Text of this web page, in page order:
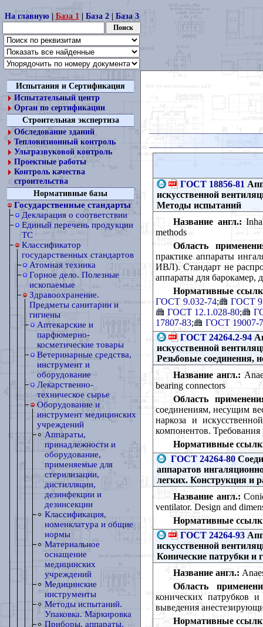
На главную| База 1| База 2| База 3
Испытания и Сертификация
Испытательный центр
Орган по сертификации
Строительная экспертиза
Обследование зданий
Тепловизионный контроль
Ультразвуковой контроль
Проектные работы
Контроль качества
строительства
Нормативные базы
Государственные стандарты
Декларация о соответствии
Единый перечень продукции
ТС
Классификатор
государственных стандартов
Атомная техника
Горное дело. Полезные
ископаемые
Здравоохранение.
Предметы санитарии и
гигиены
Аптекарские и
парфюмерно-
косметические товары
Ветеринарные средства,
инструмент и
оборудование
Лекарственно-
техническое сырье
Оборудование и
инструмент медицинских
учреждений
Аппараты,
принадлежности и
оборудование,
применяемые для
стерилизации,
дистилляции,
дезинфекции и
дезинсекции
Классификация,
номенклатура и общие
нормы
Материальное
оснащение
медицинских
учреждений
Медицинские
инструменты
Методы испытаний.
Упаковка. Маркировка
Приборы, аппараты,
ГОСТ 18856-81
искусственной
Методы испытаний
Название англ.:
methods
Область
практике аппараты
ИВЛ). Стандарт не
аппараты для барокамер,
Нормативные
ГОСТ 9.032-74;
ГОСТ
ГОСТ 12.1.028-80;
17807-83;
ГОСТ 19007-
ГОСТ 24264.2-94
искусственной
Резьбовые соединения,
Название англ.:
bearing connectors
Область
соединениям, несущим
наркоза и
компонентов. Требования
Нормативные
ГОСТ 24264-80
аппаратов
легких. Конструкция и
Название англ.:
ventilator. Design and
Нормативные
ГОСТ 24264-93
искусственной
Конические патрубки и
Название англ.:
Область
конических патрубков
выведения
Нормативные